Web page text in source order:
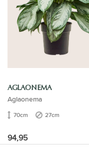
AGLAONEMA
Aglaonema
70cm 27cm
94,95